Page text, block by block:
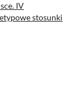
IV
stosunki